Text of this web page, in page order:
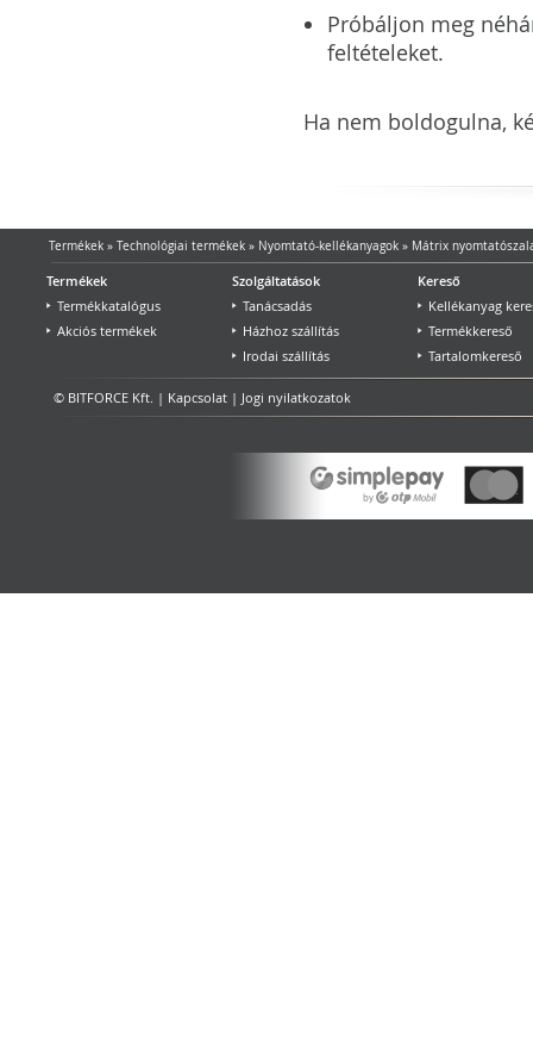
Próbáljon meg
feltételeket.
Ha nem boldogulna,
Termékek» Technológiai termékek» Nyomtató-kellékanyagok» Mátrix
Termékek
Termékkatalógus
Akciós termékek
Szolgáltatások
Tanácsadás
Házhoz szállítás
Irodai szállítás
Kereső
Kellékanyag
Termékkereső
Tartalomkereső
© BITFORCE Kft. | Kapcsolat | Jogi nyilatkozatok